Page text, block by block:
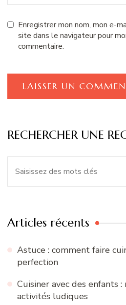
Enregistrer mon nom, mon e-
site dans le navigateur pour
commentaire.
RECHERCHER UNE
Articles récents
Astuce : comment faire
perfection
Cuisiner avec des enfants
activités ludiques